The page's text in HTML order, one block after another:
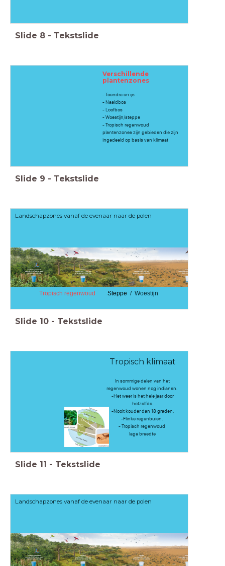
Slide 8 - Tekstslide
Verschillende
plantenzones
- Toendra en ijs
- Naaldbos
- Loofbos
- Woestijn/steppe
- Tropisch regenwoud
plantenzones zijn gebieden die zijn
ingedeeld op basis van klimaat
Slide 9 - Tekstslide
Tropisch regenwoud Steppe / Woestijn
Landschapzones vanaf de evenaar naar de polen
Slide 10 - Tekstslide
Tropisch klimaat
In sommige delen van het
regenwoud wonen nog indianen.
-Het weer is het hele jaar door
hetzelfde.
-Nooit kouder dan 18 graden.
-Flinke regenbuien.
- Tropisch regenwoud
lage breedte
Slide 11 - Tekstslide
Landschapzones vanaf de evenaar naar de polen